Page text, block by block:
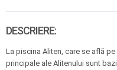
DESCRIERE:
La piscina Aliten, care se află
principale ale Alitenului sunt